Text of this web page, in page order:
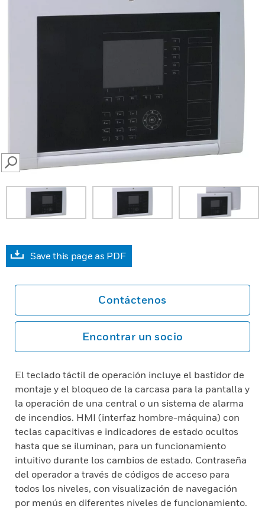
SEARCH
Save this page as PDF
Contáctenos
Encontrar un socio
El teclado táctil de operación incluye el bastidor de
montaje y el bloqueo de la carcasa para la pantalla y
la operación de una central o un sistema de alarma
de incendios. HMI (interfaz hombre-máquina) con
teclas capacitivas e indicadores de estado ocultos
hasta que se iluminan, para un funcionamiento
intuitivo durante los cambios de estado. Contraseña
del operador a través de códigos de acceso para
todos los niveles, con visualización de navegación
por menús en diferentes niveles de funcionamiento.